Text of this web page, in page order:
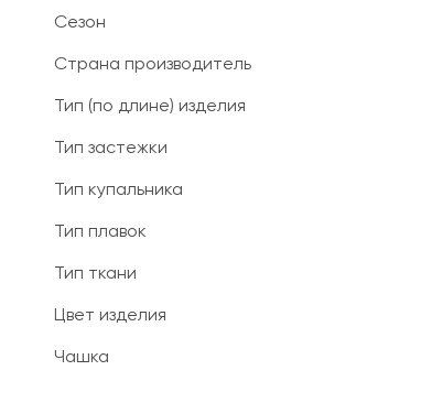
Сезон
Страна производитель
Тип (по длине) изделия
Тип застежки
Тип купальника
Тип плавок
Тип ткани
Цвет изделия
Чашка